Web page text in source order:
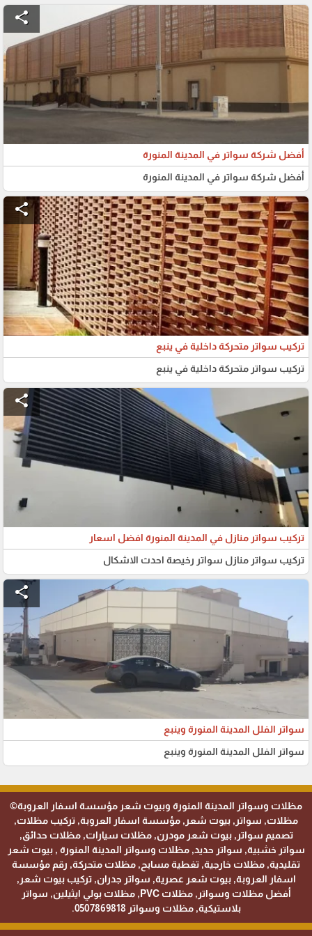
share
أفضل شركة سواتر في المدينة المنورة
أفضل شركة سواتر في المدينة المنورة
share
تركيب سواتر متحركة داخلية في ينبع
تركيب سواتر متحركة داخلية في ينبع
share
تركيب سواتر منازل في المدينة المنورة افضل اسعار
تركيب سواتر منازل سواتر رخيصة احدث الاشكال
share
سواتر الفلل المدينة المنورة وينبع
سواتر الفلل المدينة المنورة وينبع
مظلات وسواتر المدينة المنورة وبيوت شعر مؤسسة اسفار العروبة©
مظلات, سواتر, بيوت شعر, مؤسسة اسفار العروبة, تركيب مظلات,
تصميم سواتر, بيوت شعر مودرن, مظلات سيارات, مظلات حدائق,
سواتر خشبية, سواتر حديد, مظلات وسواتر المدينة المنورة , بيوت شعر
تقليدية, مظلات خارجية, تغطية مسابح, مظلات متحركة, رقم مؤسسة
اسفار العروبة, بيوت شعر عصرية, سواتر جدران, تركيب بيوت شعر,
أفضل مظلات وسواتر, مظلات PVC, مظلات بولي ايثيلين, سواتر
بلاستيكية, مظلات وسواتر 0507869818.